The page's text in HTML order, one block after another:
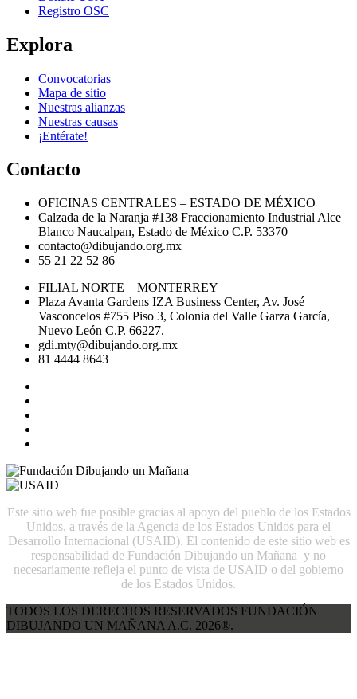
Registro OSC
Explora
Convocatorias
Mapa de sitio
Nuestras alianzas
Nuestras causas
¡Entérate!
Contacto
OFICINAS CENTRALES – ESTADO DE MÉXICO
Calzada de la Naranja #138 Fraccionamiento Industrial Alce
Blanco Naucalpan, Estado de México C.P. 53370
contacto@dibujando.org.mx
55 21 22 52 86
FILIAL NORTE – MONTERREY
Plaza Avanta Gardens IZA Business Center, Av. José
Vasconcelos #755 Piso 3, Colonia del Valle Garza García,
Nuevo León C.P. 66227.
gdi.mty@dibujando.org.mx
81 4444 8643
Este sitio web fue posible gracias al apoyo del pueblo de los Estados
Unidos, a través de la Agencia de los Estados Unidos para el
Desarrollo Internacional (USAID). El contenido de este sitio web es
responsabilidad de Fundación Dibujando un Mañana y no
necesariamente refleja el punto de vista de USAID o del gobierno
de los Estados Unidos.
TODOS LOS DERECHOS RESERVADOS FUNDACIÓN
DIBUJANDO UN MAÑANA A.C. 2026®.